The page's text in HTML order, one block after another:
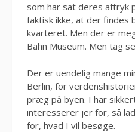
som har sat deres aftryk
faktisk ikke, at der findes
kvarteret. Men der er
Bahn Museum. Men tag
Der er uendelig mange
Berlin, for
præg på byen. I har
interesserer jer for, så
for, hvad I vil besøge.